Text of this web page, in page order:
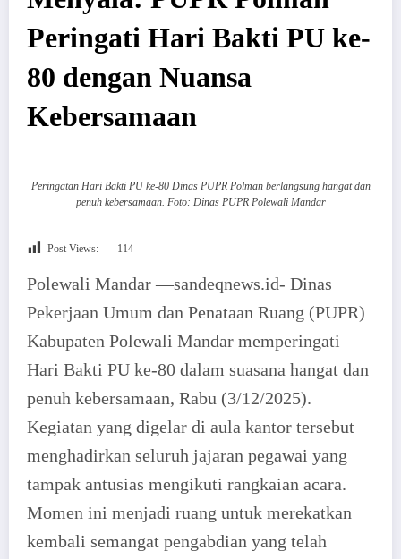
Peringati Hari Bakti PU ke-
80 dengan Nuansa
Kebersamaan
Peringatan Hari Bakti PU ke-80 Dinas PUPR Polman berlangsung hangat dan
penuh kebersamaan. Foto: Dinas PUPR Polewali Mandar
Post Views: 114
Polewali Mandar —sandeqnews.id- Dinas
Pekerjaan Umum dan Penataan Ruang (PUPR)
Kabupaten Polewali Mandar memperingati
Hari Bakti PU ke-80 dalam suasana hangat dan
penuh kebersamaan, Rabu (3/12/2025).
Kegiatan yang digelar di aula kantor tersebut
menghadirkan seluruh jajaran pegawai yang
tampak antusias mengikuti rangkaian acara.
Momen ini menjadi ruang untuk merekatkan
kembali semangat pengabdian yang telah